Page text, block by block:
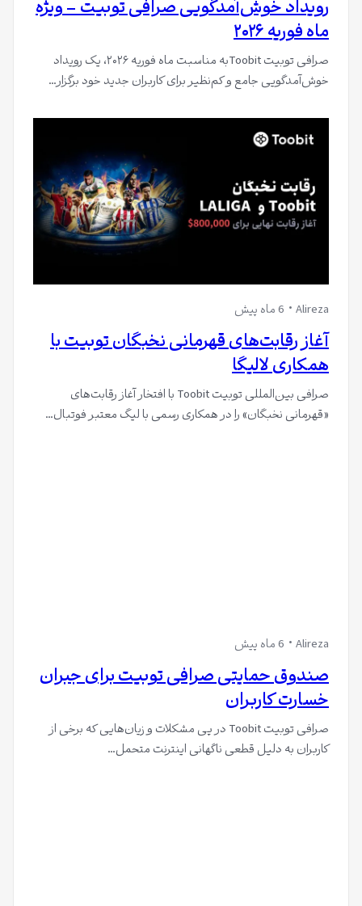
رویداد خوش‌آمدگویی صرافی توبیت – ویژه
ماه فوریه ۲۰۲۶
صرافی توبیت Toobitبه مناسبت ماه فوریه ۲۰۲۶، یک رویداد
خوش‌آمدگویی جامع و کم‌نظیر برای کاربران جدید خود برگزار…
Alireza 6 ماه پیش
آغاز رقابت‌های قهرمانی نخبگان توبیت با
همکاری لالیگا
صرافی بین‌المللی توبیت Toobit با افتخار آغاز رقابت‌های
«قهرمانی نخبگان» را در همکاری رسمی با لیگ معتبر فوتبال…
Alireza 6 ماه پیش
صندوق حمایتی صرافی توبیت برای جبران
خسارت کاربران
صرافی توبیت Toobit در پی مشکلات و زیان‌هایی که برخی از
کاربران به دلیل قطعی ناگهانی اینترنت متحمل…